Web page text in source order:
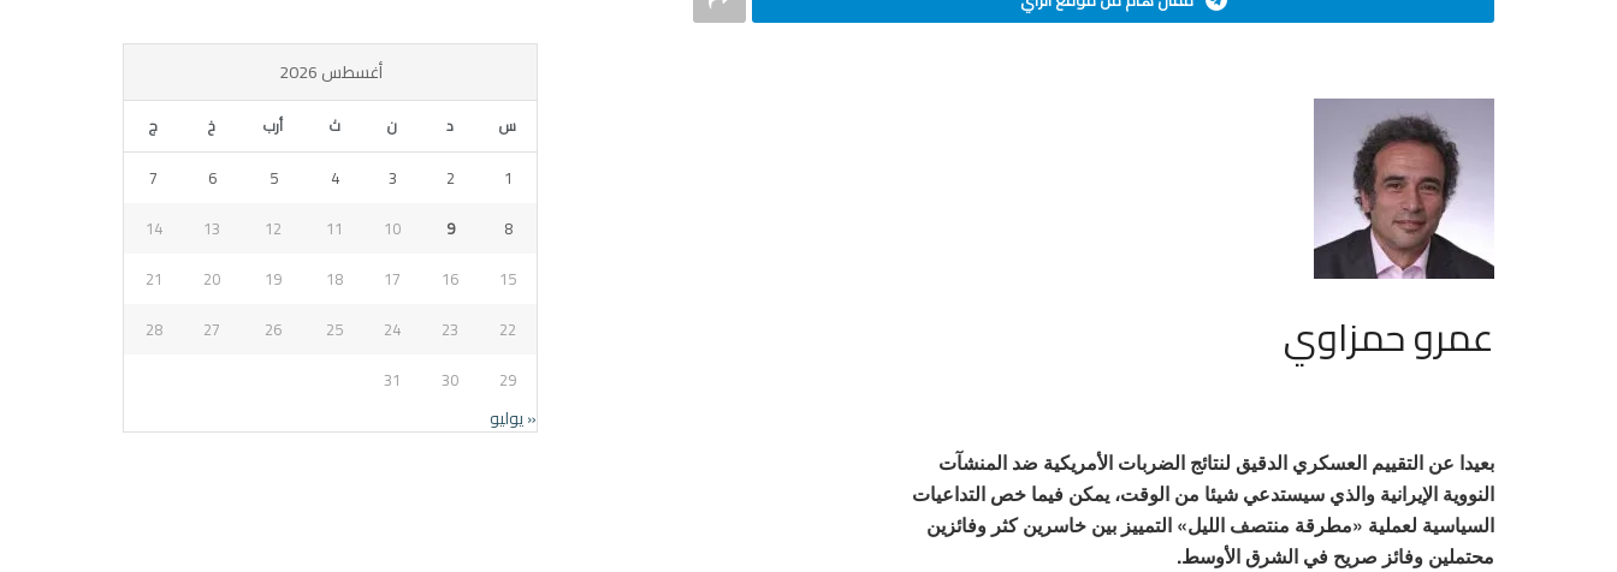
عمرو حمزاوي
بعيدا عن التقييم العسكري الدقيق لنتائج الضربات الأمريكية ضد المنشآت
النووية الإيرانية والذي سيستدعي شيئا من الوقت، يمكن فيما خص التداعيات
السياسية لعملية «مطرقة منتصف الليل» التمييز بين خاسرين كثر وفائزين
محتملين وفائز صريح في الشرق الأوسط.
أغسطس 2026
س د ن ث أرب خ ج
1
2
3
4
5
6
7
8
9
10
11
12
13
14
15
16
17
18
19
20
21
22
23
24
25
26
27
28
29
30
31
« يوليو